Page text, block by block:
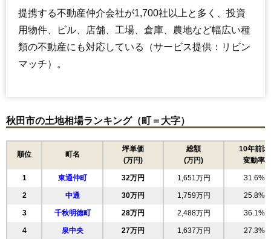
提携する不動産仲介会社が1,700社以上と多く、投資
用物件、ビル、店舗、工場、倉庫、農地など幅広い種
類の不動産にも対応している（サービス提供：リビン
マッチ）。
秋田市の土地相場ランキング（町＝大字）
順位 町名
坪単価
(万円)
総額
(万円)
10年前比
変動率
1 東通仲町 32万円 1,651万円 31.6%
2 中通 30万円 1,759万円 25.8%
3 千秋明徳町 28万円 2,488万円 36.1%
4 泉中央 27万円 1,637万円 27.3%